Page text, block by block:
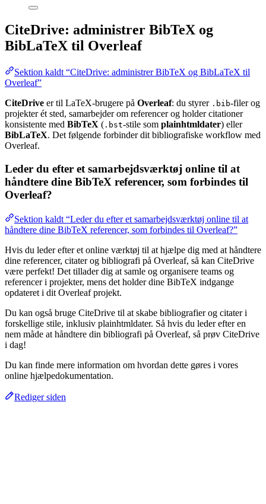
CiteDrive: administrer BibTeX og
BibLaTeX til Overleaf
Sektion kaldt “CiteDrive: administrer BibTeX og BibLaTeX til
Overleaf”
CiteDrive er til LaTeX-brugere på Overleaf: du styrer .bib-filer og
projekter ét sted, samarbejder om referencer og holder citationer
konsistente med BibTeX ( .bst-stile som plainhtmldater) eller
BibLaTeX. Det følgende forbinder dit bibliografiske workflow med
Overleaf.
Leder du efter et samarbejdsværktøj online til at
håndtere dine BibTeX referencer, som forbindes til
Overleaf?
Sektion kaldt “Leder du efter et samarbejdsværktøj online til at
håndtere dine BibTeX referencer, som forbindes til Overleaf?”
Hvis du leder efter et online værktøj til at hjælpe dig med at håndtere
dine referencer, citater og bibliografi på Overleaf, så kan CiteDrive
være perfekt! Det tillader dig at samle og organisere teams og
referencer i projekter, mens det holder dine BibTeX indgange
opdateret i dit Overleaf projekt.
Du kan også bruge CiteDrive til at skabe bibliografier og citater i
forskellige stile, inklusiv plainhtmldater. Så hvis du leder efter en
nem måde at håndtere din bibliografi på Overleaf, så prøv CiteDrive
i dag!
Du kan finde mere information om hvordan dette gøres i vores
online hjælpedokumentation.
Rediger siden